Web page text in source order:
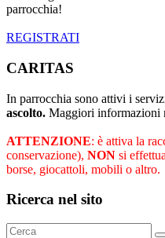
parrocchia!
REGISTRATI
CARITAS
In parrocchia sono attivi i
ascolto. Maggiori informazioni
ATTENZIONE: è attiva la
conservazione), NON si
borse, giocattoli, mobili o altro.
Ricerca nel sito